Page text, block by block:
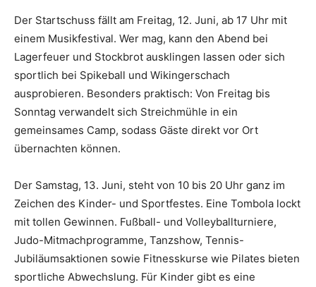
Der Startschuss fällt am Freitag, 12. Juni, ab 17 Uhr mit
einem Musikfestival. Wer mag, kann den Abend bei
Lagerfeuer und Stockbrot ausklingen lassen oder sich
sportlich bei Spikeball und Wikingerschach
ausprobieren. Besonders praktisch: Von Freitag bis
Sonntag verwandelt sich Streichmühle in ein
gemeinsames Camp, sodass Gäste direkt vor Ort
übernachten können.
Der Samstag, 13. Juni, steht von 10 bis 20 Uhr ganz im
Zeichen des Kinder- und Sportfestes. Eine Tombola lockt
mit tollen Gewinnen. Fußball- und Volleyballturniere,
Judo-Mitmachprogramme, Tanzshow, Tennis-
Jubiläumsaktionen sowie Fitnesskurse wie Pilates bieten
sportliche Abwechslung. Für Kinder gibt es eine